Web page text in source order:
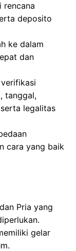
rencana
deposito
ke dalam
dan
tanggal,
legalitas
cara yang baik
Pria yang
gelar